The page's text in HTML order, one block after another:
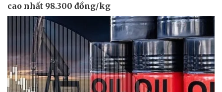
Thông tin doanh nghiệp
Doanh nghiệp 24h
Doanh nhân
Vì cộng đồng
Tin Công nghệ
Trải nghiệm
Chuyển đổi số